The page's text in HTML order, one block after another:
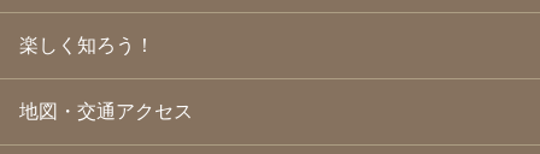
2009年1月(25)
2008年12月 (22)
2008年9月(24)
2008年8月(24)
楽しく知ろう！
地図・交通アクセス